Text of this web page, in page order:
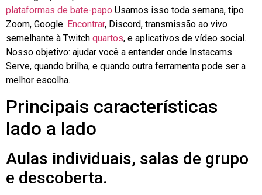
plataformas de bate-papo Usamos isso toda semana, tipo
Zoom, Google. Encontrar, Discord, transmissão ao vivo
semelhante à Twitch quartos, e aplicativos de vídeo social.
Nosso objetivo: ajudar você a entender onde Instacams
Serve, quando brilha, e quando outra ferramenta pode ser a
melhor escolha.
Principais características
lado a lado
Aulas individuais, salas de grupo
e descoberta.